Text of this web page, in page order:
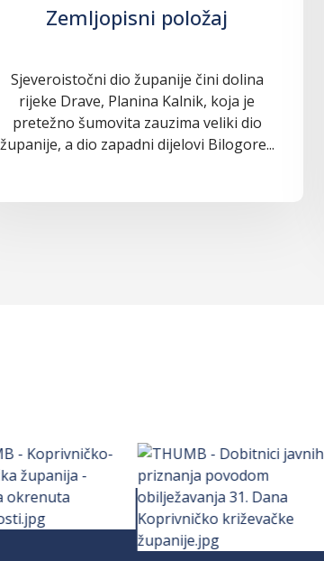
Zemljopisni položaj
Sjeveroistočni dio županije čini dolina
rijeke Drave, Planina Kalnik, koja je
pretežno šumovita zauzima veliki dio
županije, a dio zapadni dijelovi Bilogore...